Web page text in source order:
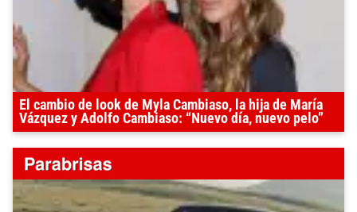
El cambio de look de Myla Cambiaso, la hija de María
Vázquez y Adolfo Cambiaso: “Nuevo día, nuevo pelo”